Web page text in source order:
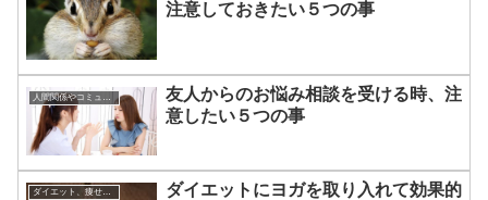
注意しておきたい５つの事
友人からのお悩み相談を受ける時、注
意したい５つの事
ダイエット、痩せる方法
ダイエットにヨガを取り入れて効果的